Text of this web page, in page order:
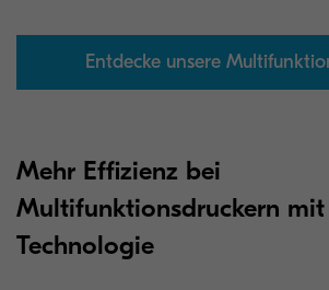
Entdecke unsere
Mehr Effizienz bei
Multifunktionsdruckern
Technologie